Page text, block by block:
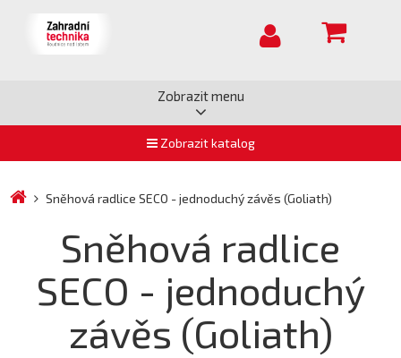
Zobrazit menu
Zobrazit katalog
Sněhová radlice SECO - jednoduchý závěs (Goliath)
Sněhová radlice
SECO - jednoduchý
závěs (Goliath)